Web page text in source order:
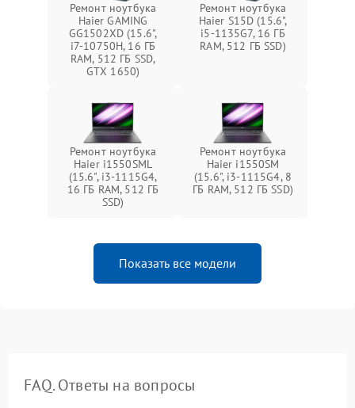
Ремонт ноутбука
Haier GAMING
GG1502XD (15.6",
i7-10750H, 16 ГБ
RAM, 512 ГБ SSD,
GTX 1650)
Ремонт ноутбука
Haier S15D (15.6",
i5-1135G7, 16 ГБ
RAM, 512 ГБ SSD)
Ремонт ноутбука
Haier i1550SML
(15.6", i3-1115G4,
16 ГБ RAM, 512 ГБ
SSD)
Ремонт ноутбука
Haier i1550SM
(15.6", i3-1115G4, 8
ГБ RAM, 512 ГБ SSD)
Показать все модели
FAQ. Ответы на вопросы